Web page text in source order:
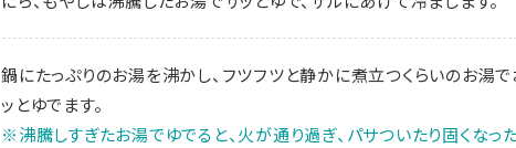
鍋にたっぷりのお湯を沸かし、フツフツと静かに煮立つくらいのお湯
ッとゆでます。
※沸騰しすぎたお湯でゆでると、火が通り過ぎ、パサついたり固くなっ